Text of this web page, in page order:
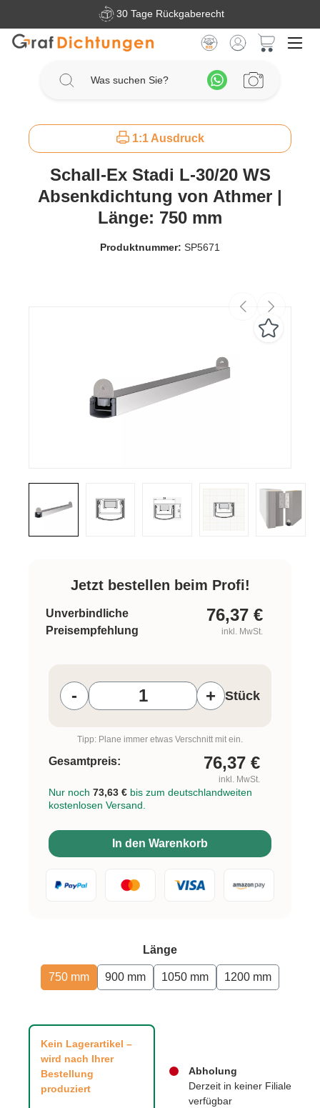
Zum Hauptinhalt springen30 Tage Rückgaberecht
1:1 Ausdruck
Schall-Ex Stadi L-30/20 WS
Absenkdichtung von Athmer |
Länge: 750 mm
Produktnummer: SP5671
Kein Lagerartikel –
wird nach Ihrer
Bestellung
produziert
Abholung
Derzeit in keiner Filiale
verfügbar
Längeauswählen
750 mm 900 mm 1050 mm 1200 mm
Jetzt bestellen beim Profi!
Unverbindliche
Preisempfehlung
76,37 €
inkl. MwSt.
- + Stück
Tipp: Plane immer etwas Verschnitt mit ein.
Gesamtpreis: 76,37 €
inkl. MwSt.
Nur noch 73,63 € bis zum deutschlandweiten
kostenlosen Versand.
In den Warenkorb